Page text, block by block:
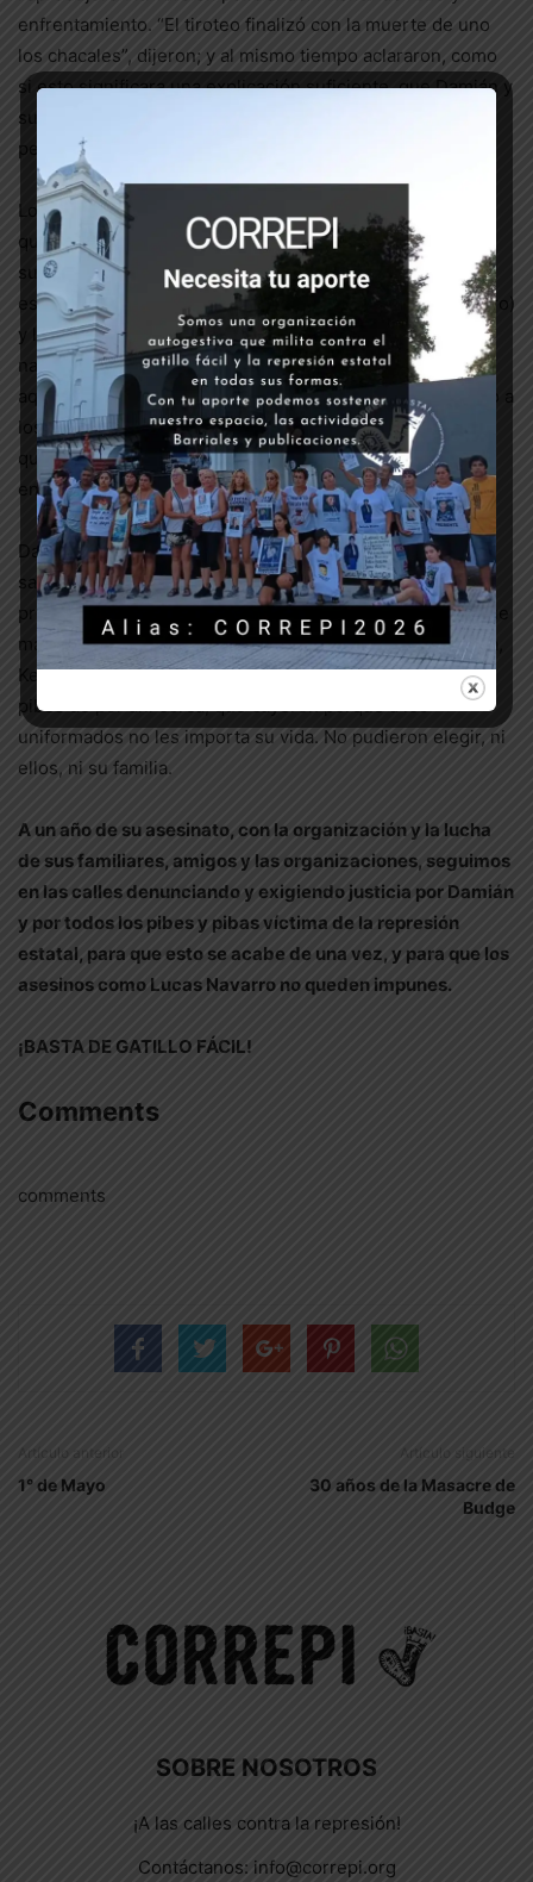
enfrentamiento. “El tiroteo finalizó con la muerte de uno
los chacales”, dijeron; y al mismo tiempo aclararon, como
si esto significara una explicación suficiente, que Damián y
su amigo Kevin, eran de Villa Los Álamos, y por lo tanto,
peligrosos.
Lo que no se dijo en ningún lado es que eran dos pibes
que se juntaron para ir a la cancha; que tuvieron la mala
suerte de acercarse al auto equivocado, y que cuando
estaban a dos metros, salió el dueño (el suboficial Navarro)
y les apuntó. Es lógico que quisieran escapar. Y no hay
nada más descriptivo en este tipo de situaciones, que
aquello que demuestra el resultado: Damián cayó muerto a
los pocos metros, con un disparo de arma reglamentaria
que entró por la espalda. Sí, por la espalda. Y hablan de
enfrentamiento.
Damián fue fusilado por ser joven y pobre. Por haber
salido de su barrio y cruzarse con un policía que tiró sin
preguntar. La misma institución, con las mismas balas, que
mataron a Marcos Acuña, Carlos Ojeda, Santiago Santana,
Kevin Amarilla David Vivas, Javier Alarcon y tantos otros
pibes de por ahí cerca, que cayeron porque a los
uniformados no les importa su vida. No pudieron elegir, ni
ellos, ni su familia.
A un año de su asesinato, con la organización y la lucha
de sus familiares, amigos y las organizaciones, seguimos
en las calles denunciando y exigiendo justicia por Damián
y por todos los pibes y pibas víctima de la represión
estatal, para que esto se acabe de una vez, y para que los
asesinos como Lucas Navarro no queden impunes.
¡BASTA DE GATILLO FÁCIL!
Comments
comments
Artículo anterior
1° de Mayo
Artículo siguiente
30 años de la Masacre de
Budge
SOBRE NOSOTROS
¡A las calles contra la represión!
Contáctanos: info@correpi.org